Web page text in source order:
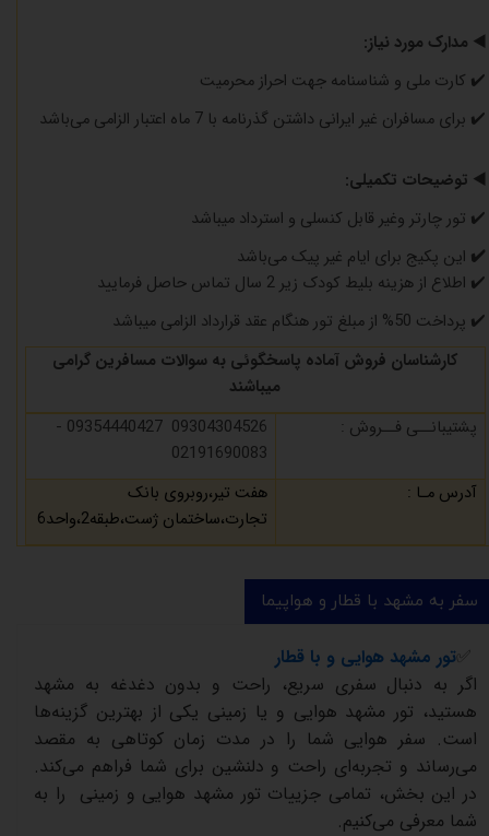
◀️ مدارک مورد نیاز:
✔️ کارت ملی و شناسنامه جهت احراز محرمیت
✔️ برای مسافران غیر ایرانی داشتن گذرنامه با 7 ماه اعتبار الزامی می‌باشد
◀️ توضیحات تکمیلی:
✔️ تور چارتر وغیر قابل کنسلی و استرداد میباشد
✔️ این پکیج برای ایام غیر پیک می‌باشد
✔️ اطلاع از هزینه بلیط کودک زیر 2 سال تماس حاصل فرمایید
✔️ پرداخت 50% از مبلغ تور هنگام عقد قرارداد الزامی میباشد
کارشناسان فروش آماده پاسخگوئی به سوالات مسافرین گرامی
میباشند
پشتیبانــی فــروش :
09304304526 09354440427 -
02191690083
آدرس مـا :
هفت تیر،روبروی بانک
تجارت،ساختمان ژست،طبقه2،واحد6
سفر به مشهد با قطار و هواپیما
تور مشهد هوایی و با قطار
اگر به دنبال سفری سریع، راحت و بدون دغدغه به مشهد
هستید، تور مشهد هوایی و یا زمینی یکی از بهترین گزینه‌ها
است. سفر هوایی شما را در مدت زمان کوتاهی به مقصد
می‌رساند و تجربه‌ای راحت و دلنشین برای شما فراهم می‌کند.
در این بخش، تمامی جزییات تور مشهد هوایی و زمینی را به
شما معرفی می‌کنیم.